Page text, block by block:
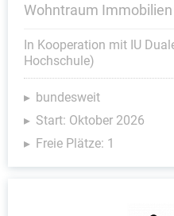
Wohntraum Immobilien
In Kooperation mit IU
Hochschule)
bundesweit
Start: Oktober 2026
Freie Plätze: 1